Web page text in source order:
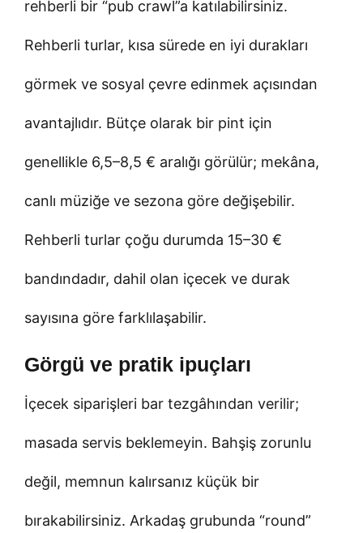
rehberli bir “pub crawl”a katılabilirsiniz.
Rehberli turlar, kısa sürede en iyi durakları
görmek ve sosyal çevre edinmek açısından
avantajlıdır. Bütçe olarak bir pint için
genellikle 6,5–8,5 € aralığı görülür; mekâna,
canlı müziğe ve sezona göre değişebilir.
Rehberli turlar çoğu durumda 15–30 €
bandındadır, dahil olan içecek ve durak
sayısına göre farklılaşabilir.
Görgü ve pratik ipuçları
İçecek siparişleri bar tezgâhından verilir;
masada servis beklemeyin. Bahşiş zorunlu
değil, memnun kalırsanız küçük bir
bırakabilirsiniz. Arkadaş grubunda “round”